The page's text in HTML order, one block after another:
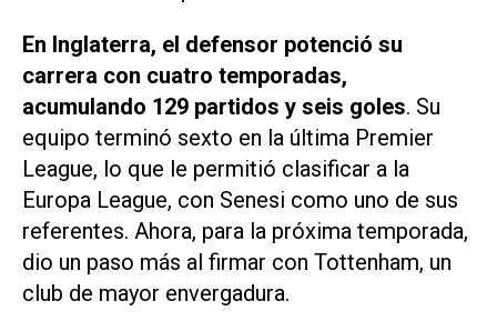
En Inglaterra, el defensor potenció su
carrera con cuatro temporadas,
acumulando 129 partidos y seis goles. Su
equipo terminó sexto en la última Premier
League, lo que le permitió clasificar a la
Europa League, con Senesi como uno de sus
referentes. Ahora, para la próxima temporada,
dio un paso más al firmar con Tottenham, un
club de mayor envergadura.